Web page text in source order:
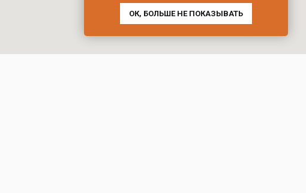
ОК, БОЛЬШЕ НЕ ПОКАЗЫВАТЬ